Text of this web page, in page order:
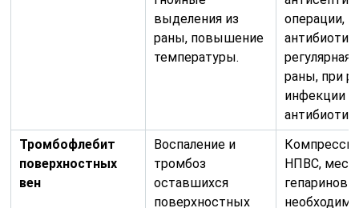
выделения из
раны, повышение
температуры.
операции,
регулярная
раны, при
инфекции –
Тромбофлебит
поверхностных
вен
Воспаление и
тромбоз
оставшихся
поверхностных
НПВС,